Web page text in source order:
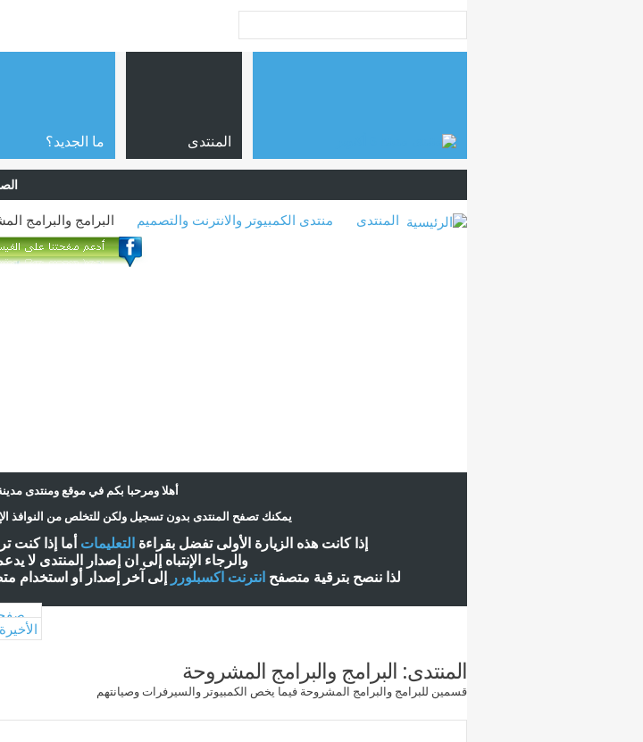
المنتدى ما الجديد؟
المنتدى منتدى الكمبيوتر والانترنت والتصميم البرامج والبرامج
أهلا ومرحبا بكم في موقع ومنتدى
يمكنك تصفح المنتدى بدون تسجيل ولكن للتخلص من النوافذ
إذا كانت هذه الزيارة الأولى تفضل بقراءة التعليمات ما إذا كنت
والرجاء الإنتباه إلى ان إصدار المنتدى لا
لذا ننصح بترقية متصفح انترنت اكسبلورر إلى آخر إصدار أو استخدام
صفحة 1
الأخيرة
المنتدى: البرامج والبرامج المشروحة
قسمين للبرامج والبرامج المشروحة فيما يخص الكمبيوتر والسيرفرات وصيانتهم